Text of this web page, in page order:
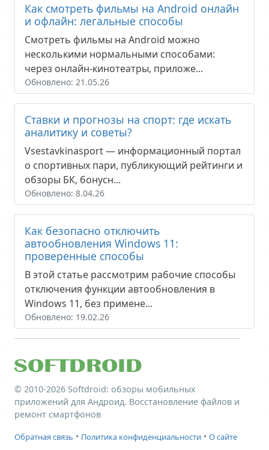
Как смотреть фильмы на Android онлайн
и офлайн: легальные способы
Смотреть фильмы на Android можно
несколькими нормальными способами:
через онлайн-кинотеатры, приложе...
Обновлено: 21.05.26
Ставки и прогнозы на спорт: где искать
аналитику и советы?
Vsestavkinasport — информационный портал
о спортивных пари, публикующий рейтинги и
обзоры БК, бонусн...
Обновлено: 8.04.26
Как безопасно отключить
автообновления Windows 11:
проверенные способы
В этой статье рассмотрим рабочие способы
отключения функции автообновления в
Windows 11, без примене...
Обновлено: 19.02.26
© 2010-2026 Softdroid: обзоры мобильных
приложений для Андроид. Восстановление файлов и
ремонт смартфонов
Обратная связь • Политика конфиденциальности • О сайте